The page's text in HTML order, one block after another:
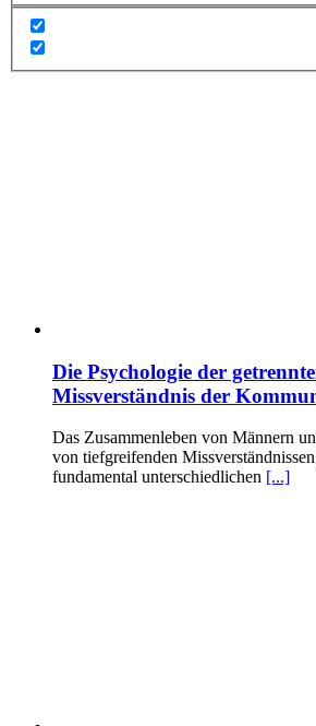
Die Psychologie der
Missverständnis der
Das Zusammenleben von Männern
von tiefgreifenden
fundamental unterschiedlichen [...]